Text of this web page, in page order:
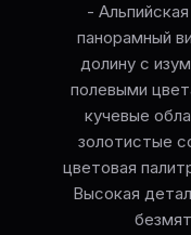
-
панорамный
долину с
полевыми
кучевые
золотистые
цветовая
Высокая